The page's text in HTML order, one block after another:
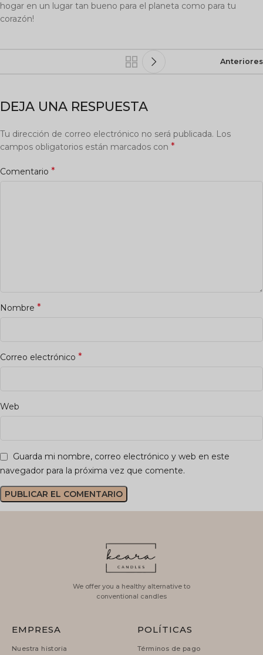
hogar en un lugar tan bueno para el planeta como para tu
corazón!
Anteriores
DEJA UNA RESPUESTA
Tu dirección de correo electrónico no será publicada. Los
campos obligatorios están marcados con *
Comentario *
Nombre *
Correo electrónico *
Web
Guarda mi nombre, correo electrónico y web en este
navegador para la próxima vez que comente.
We offer you a healthy alternative to
conventional candles
EMPRESA
Nuestra historia
POLÍTICAS
Términos de pago